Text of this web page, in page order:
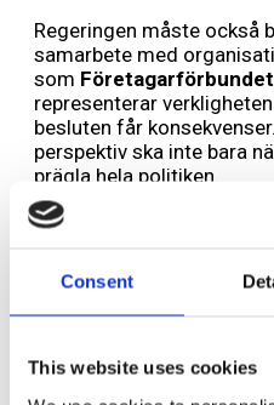
Consent
This website uses cookies
Regeringen måste också
samarbete med
som Företagarförbundet
representerar
besluten får
perspektiv ska inte bara
prägla hela politiken.
Om Sverige menar allvar
genvägar. Småföretagen
och social hållbarhet. De
att växa, anställa och ta
Det är i småföretagen